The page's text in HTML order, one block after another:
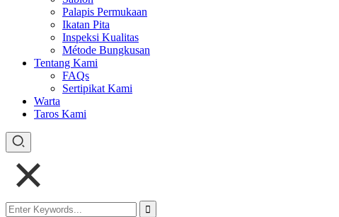
Palapis Permukaan
Ikatan Pita
Inspeksi Kualitas
Métode Bungkusan
Tentang Kami
FAQs
Sertipikat Kami
Warta
Taros Kami